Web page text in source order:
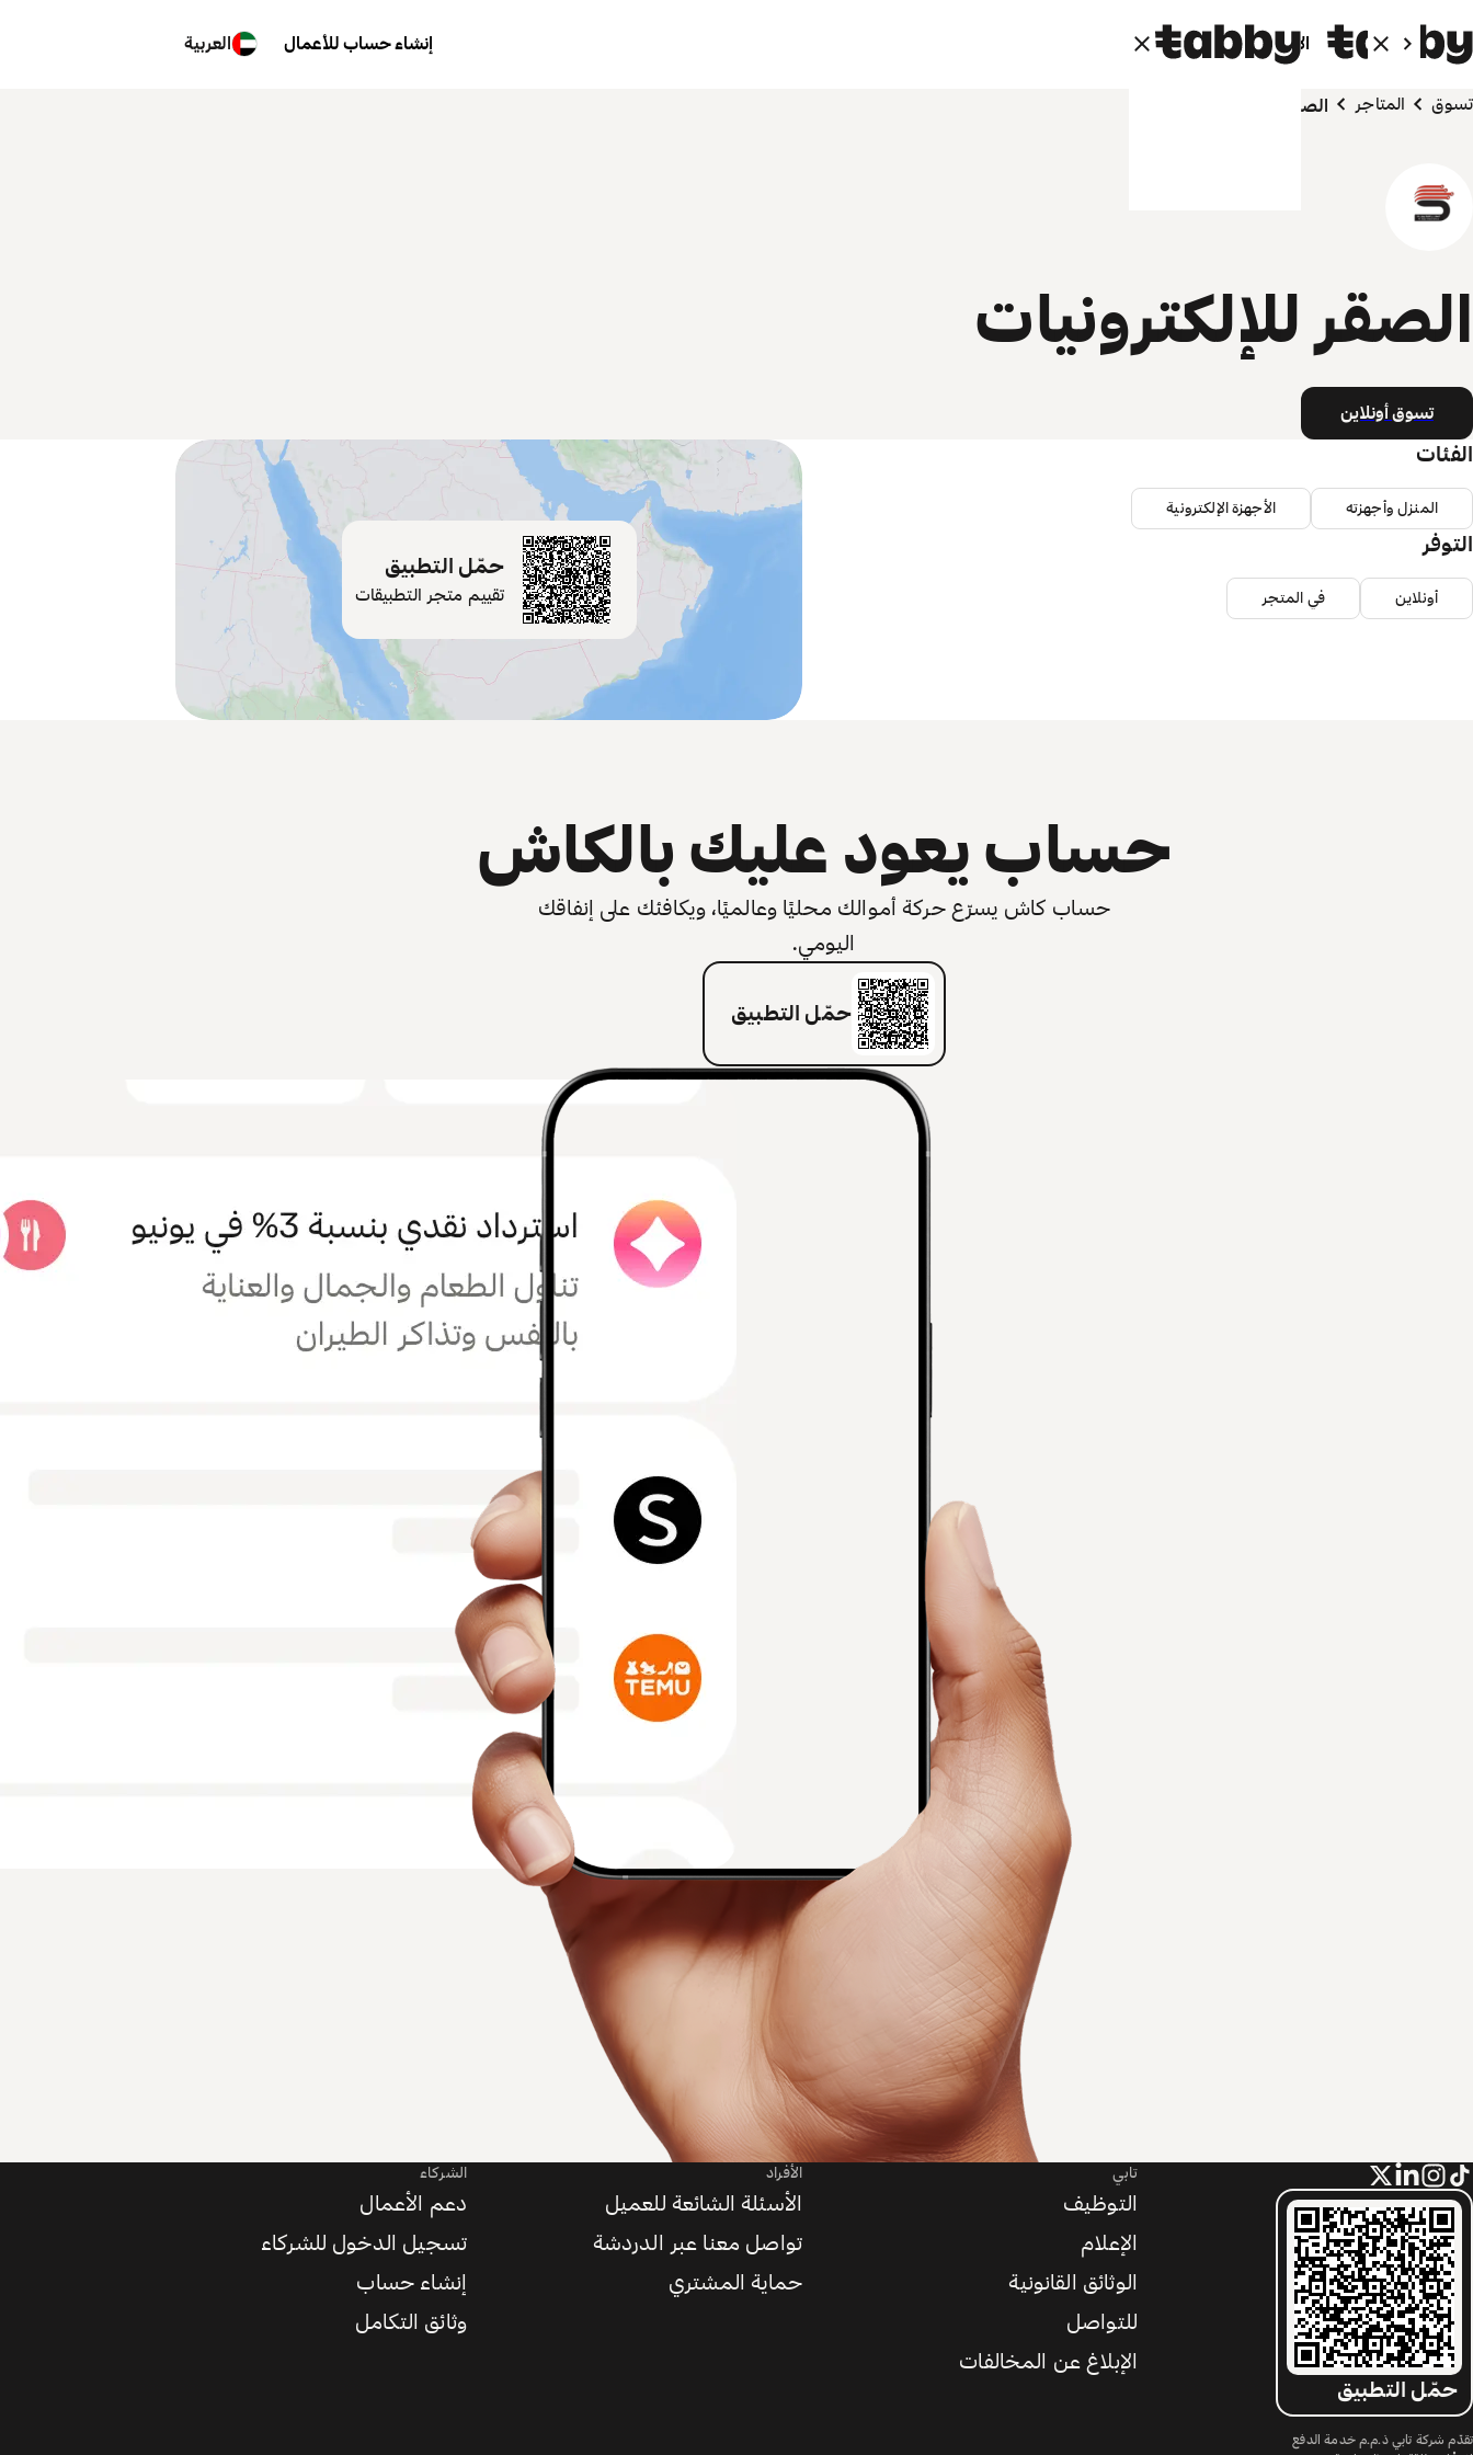
الأفراد الشركاء إنشاء حساب للأعمال العربية
تسوق المتاجر الصقر للإلكترونيات
الصقر للإلكترونيات
تسوق أونلاين
حمّل التطبيق
تقييم متجر التطبيقات
الفئات
المنزل وأجهزته الأجهزة الإلكترونية
التوفر
أونلاين في المتجر
حساب يعود عليك بالكاش
حساب كاش يسرّع حركة أموالك محليًا وعالميًا، ويكافئك على إنفاقك
اليومي.
حمّل التطبيق
حمّل التطبيق
تقدّم شركة تابي ذ.م.م خدمة الدفع
تابي
التوظيف
الإعلام
الوثائق القانونية
للتواصل
الإبلاغ عن المخالفات
الأفراد
الأسئلة الشائعة للعميل
تواصل معنا عبر الدردشة
حماية المشتري
الشركاء
دعم الأعمال
تسجيل الدخول للشركاء
إنشاء حساب
وثائق التكامل